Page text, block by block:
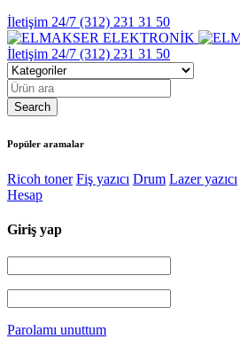
İletişim 24/7 (312) 231 31 50
İletişim 24/7 (312) 231 31 50
Popüler aramalar
Ricoh toner Fiş yazıcı Drum Lazer yazıcı
Hesap
Giriş yap
Parolamı unuttum